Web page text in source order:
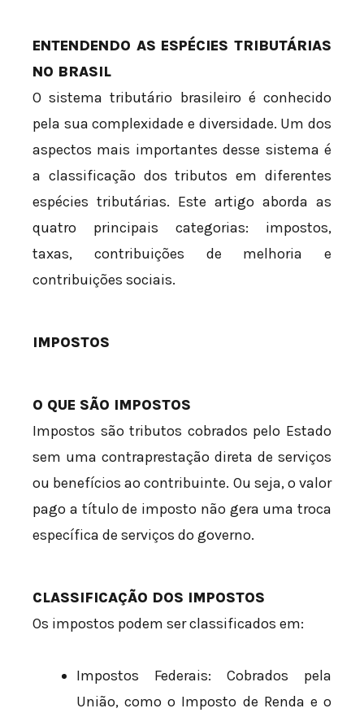
ENTENDENDO AS ESPÉCIES TRIBUTÁRIAS
NO BRASIL
O sistema tributário brasileiro é conhecido
pela sua complexidade e diversidade. Um dos
aspectos mais importantes desse sistema é
a classificação dos tributos em diferentes
espécies tributárias. Este artigo aborda as
quatro principais categorias: impostos,
taxas, contribuições de melhoria e
contribuições sociais.
IMPOSTOS
O QUE SÃO IMPOSTOS
Impostos são tributos cobrados pelo Estado
sem uma contraprestação direta de serviços
ou benefícios ao contribuinte. Ou seja, o valor
pago a título de imposto não gera uma troca
específica de serviços do governo.
CLASSIFICAÇÃO DOS IMPOSTOS
Os impostos podem ser classificados em:
Impostos Federais: Cobrados pela
União, como o Imposto de Renda e o